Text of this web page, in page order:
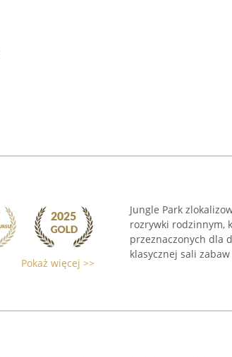
Pokaż więcej >>
Jungle Park
rozrywki rodzinnym,
przeznaczonych dla
klasycznej sali zabaw